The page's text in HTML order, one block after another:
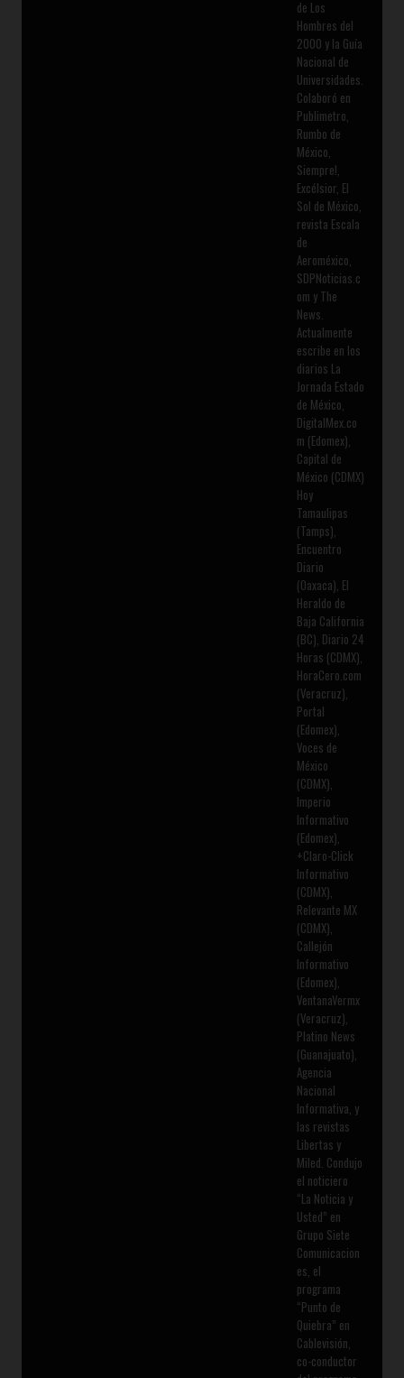
de Los
Hombres del
2000 y la Guía
Nacional de
Universidades.
Colaboró en
Publimetro,
Rumbo de
México,
Siempre!,
Excélsior, El
Sol de México,
revista Escala
de
Aeroméxico,
SDPNoticias.c
om y The
News.
Actualmente
escribe en los
diarios La
Jornada Estado
de México,
DigitalMex.co
m (Edomex),
Capital de
México (CDMX)
Hoy
Tamaulipas
(Tamps),
Encuentro
Diario
(Oaxaca), El
Heraldo de
Baja California
(BC), Diario 24
Horas (CDMX),
HoraCero.com
(Veracruz),
Portal
(Edomex),
Voces de
México
(CDMX),
Imperio
Informativo
(Edomex),
+Claro-Click
Informativo
(CDMX),
Relevante MX
(CDMX),
Callejón
Informativo
(Edomex),
VentanaVermx
(Veracruz),
Platino News
(Guanajuato),
Agencia
Nacional
Informativa, y
las revistas
Libertas y
Miled. Condujo
el noticiero
“La Noticia y
Usted” en
Grupo Siete
Comunicacion
es, el
programa
“Punto de
Quiebra” en
Cablevisión,
co-conductor